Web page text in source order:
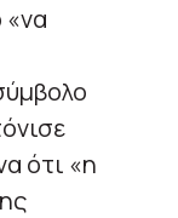
ότι «η